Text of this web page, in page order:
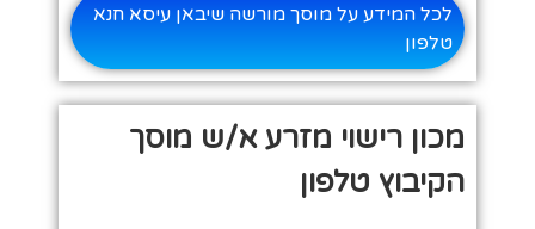
לכל המידע על מוסך מורשה שיבאן עיסא חנא
טלפון
מכון רישוי מזרע א/ש מוסך
הקיבוץ טלפון